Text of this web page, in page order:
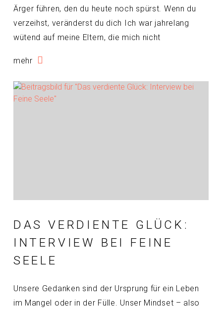
Ärger führen, den du heute noch spürst. Wenn du
verzeihst, veränderst du dich Ich war jahrelang
wütend auf meine Eltern, die mich nicht
mehr
DAS VERDIENTE GLÜCK:
INTERVIEW BEI FEINE
SEELE
Unsere Gedanken sind der Ursprung für ein Leben
im Mangel oder in der Fülle. Unser Mindset – also